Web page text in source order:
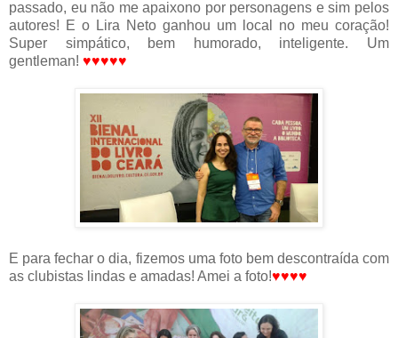
passado, eu não me apaixono por personagens e sim pelos
autores! E o Lira Neto ganhou um local no meu coração!
Super simpático, bem humorado, inteligente. Um
gentleman! ♥♥♥♥♥
E para fechar o dia, fizemos uma foto bem descontraída com
as clubistas lindas e amadas! Amei a foto!♥♥♥♥